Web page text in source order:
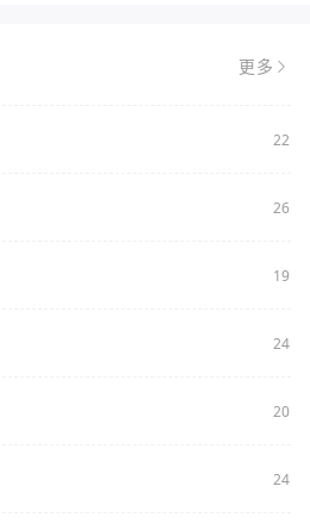
更多
22
26
19
24
20
24